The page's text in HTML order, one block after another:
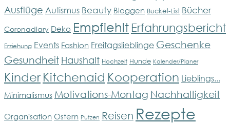
Ausflüge Autismus Beauty Bloggen Bucket-List Bücher
Coronadiary Deko Empfiehlt Erfahrungsbericht
Erziehung Events Fashion Freitagslieblinge Geschenke
Gesundheit Haushalt Hochzeit Hunde Kalender/Planer
Kinder Kitchenaid Kooperation Lieblings...
Minimalismus Motivations-Montag Nachhaltigkeit
Organisation Ostern Putzen Reisen Rezepte